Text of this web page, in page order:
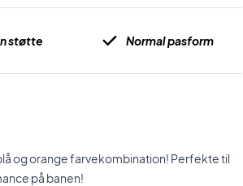
støtte Normal pasform
og orange farvekombination! Perfekte til
på banen!